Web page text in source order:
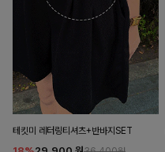
테킷미 레터링티셔츠+반바지SET